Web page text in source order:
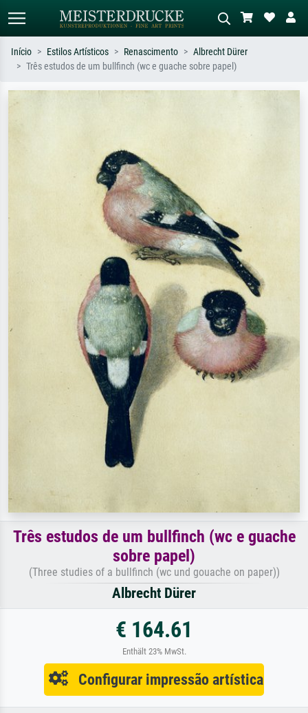
Pesquise por artista, título ou estilo –
Início Estilos Artísticos Renascimento
Albrecht Dürer
Três estudos de um bullfinch (wc e guache sobre papel)
Três estudos de um bullfinch (wc e guache
sobre papel)
(Three studies of a bullfinch (wc und gouache on paper))
Albrecht Dürer
€ 164.61
Enthält 23% MwSt.
Configurar impressão artística